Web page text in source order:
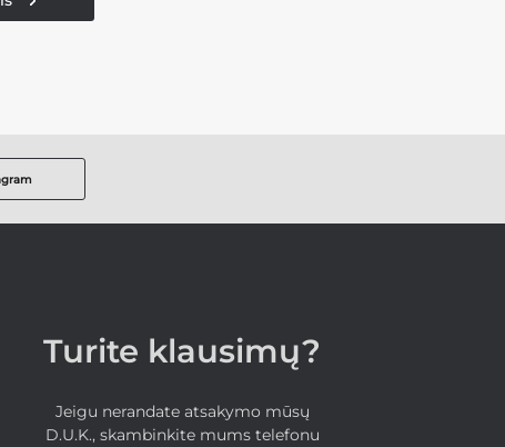
Turite klausimų?
Jeigu nerandate atsakymo mūsų
D.U.K., skambinkite mums telefonu